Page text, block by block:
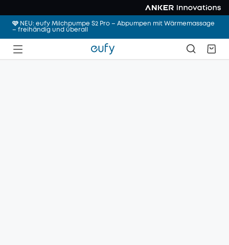
🩷 NEU: eufy Milchpumpe S2 Pro – Abpumpen mit Wärmemassage
– freihändig und überall